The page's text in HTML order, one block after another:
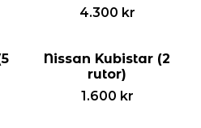
4.300 kr
Nissan Kubistar (2
rutor)
1.600 kr